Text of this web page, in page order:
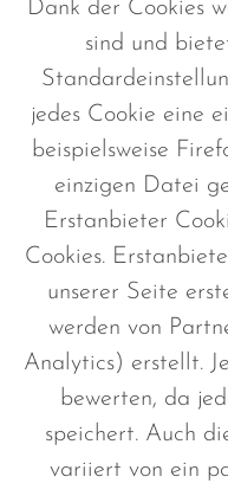
Dank der Cookies
sind und
jedes Cookie eine
beispielsweise
einzigen Datei
Erstanbieter
Cookies.
unserer Seite
werden von
Analytics) erstellt.
bewerten, da
speichert. Auch
variiert von ein